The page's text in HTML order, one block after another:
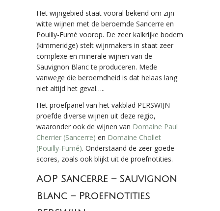
Het wijngebied staat vooral bekend om zijn
witte wijnen met de beroemde Sancerre en
Pouilly-Fumé voorop. De zeer kalkrijke bodem
(kimmeridge) stelt wijnmakers in staat zeer
complexe en minerale wijnen van de
Sauvignon Blanc te produceren. Mede
vanwege die beroemdheid is dat helaas lang
niet altijd het geval…..
Het proefpanel van het vakblad PERSWIJN
proefde diverse wijnen uit deze regio,
waaronder ook de wijnen van Domaine Paul
Cherrier (Sancerre) en Domaine Chollet
(Pouilly-Fumé). Onderstaand de zeer goede
scores, zoals ook blijkt uit de proefnotities.
AOP Sancerre – Sauvignon
Blanc – Proefnotities